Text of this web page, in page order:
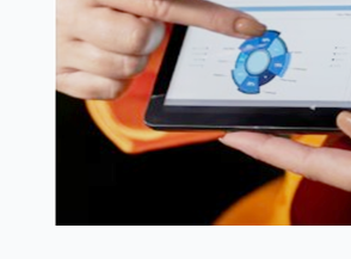
Trend
(OOT)
en
estabilidad
medicamentos?